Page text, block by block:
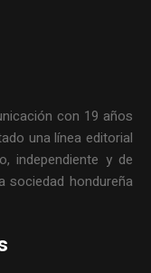
con 19 años
una línea editorial
independiente y de
sociedad hondureña